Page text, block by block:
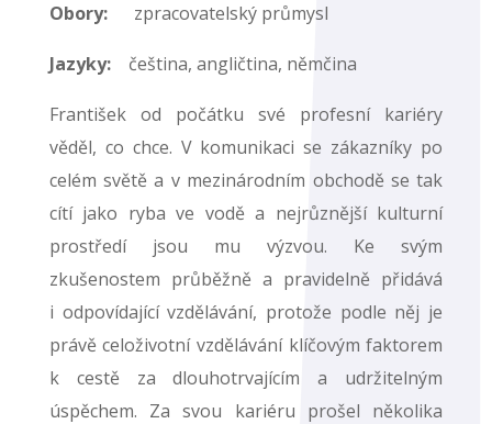
Obory: zpracovatelský průmysl
Jazyky:čeština, angličtina, němčina
František od počátku své profesní kariéry
věděl, co chce. V komunikaci se zákazníky po
celém světě a v mezinárodním obchodě se tak
cítí jako ryba ve vodě a nejrůznější kulturní
prostředí jsou mu výzvou. Ke svým
zkušenostem průběžně a pravidelně přidává
i odpovídající vzdělávání, protože podle něj je
právě celoživotní vzdělávání klíčovým faktorem
k cestě za dlouhotrvajícím a udržitelným
úspěchem. Za svou kariéru prošel několika